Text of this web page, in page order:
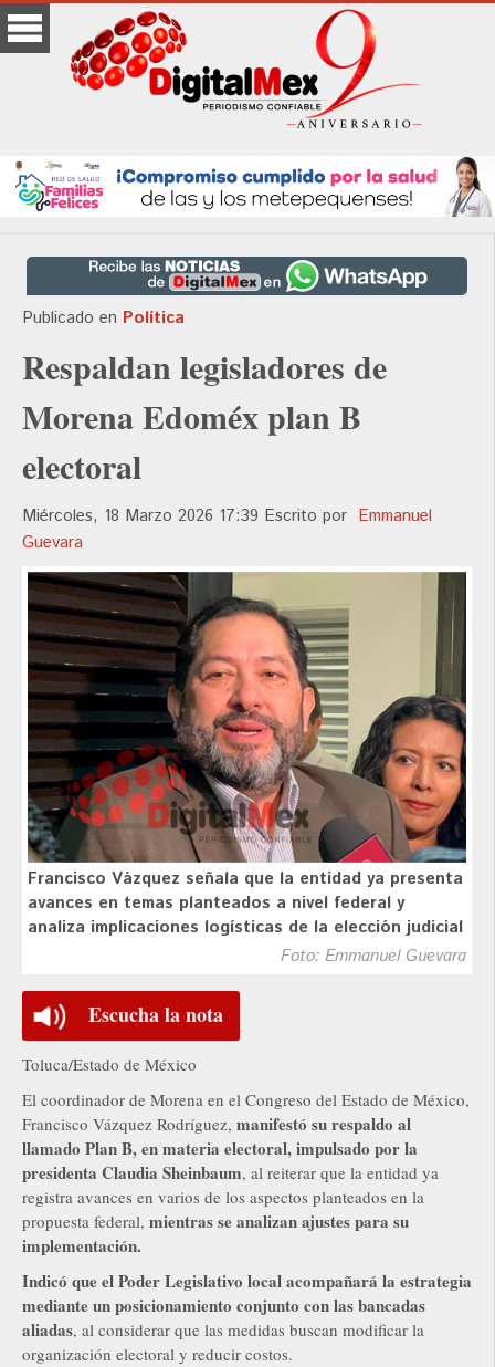
Publicado en Política
Respaldan legisladores de
Morena Edoméx plan B
electoral
Miércoles, 18 Marzo 2026 17:39 Escrito por Emmanuel
Guevara
Francisco Vázquez señala que la entidad ya presenta
avances en temas planteados a nivel federal y
analiza implicaciones logísticas de la elección judicial
Foto: Emmanuel Guevara
Escucha la nota
Toluca/Estado de México
El coordinador de Morena en el Congreso del Estado de México,
Francisco Vázquez Rodríguez, manifestó su respaldo al
llamado Plan B, en materia electoral, impulsado por la
presidenta Claudia Sheinbaum, al reiterar que la entidad ya
registra avances en varios de los aspectos planteados en la
propuesta federal, mientras se analizan ajustes para su
implementación.
Indicó que el Poder Legislativo local acompañará la estrategia
mediante un posicionamiento conjunto con las bancadas
aliadas, al considerar que las medidas buscan modificar la
organización electoral y reducir costos.